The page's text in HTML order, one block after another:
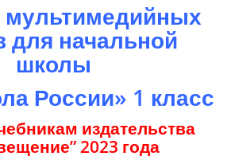
мультимедийных
для начальной
школы
России» 1 класс
издательства
2023 года